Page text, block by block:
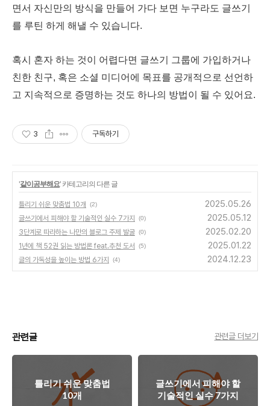
면서 자신만의 방식을 만들어 가다 보면 누구라도 글쓰기
를 루틴 하게 해낼 수 있습니다.
혹시 혼자 하는 것이 어렵다면 글쓰기 그룹에 가입하거나
친한 친구, 혹은 소셜 미디어에 목표를 공개적으로 선언하
고 지속적으로 증명하는 것도 하나의 방법이 될 수 있어요.
3 구독하기
'같이공부해요' 카테고리의 다른 글
틀리기 쉬운 맞춤법 10개 (2) 2025.05.26
글쓰기에서 피해야 할 기술적인 실수 7가지 (0) 2025.05.12
3단계로 따라하는 나만의 블로그 주제 발굴 (0) 2025.02.20
1년에 책 52권 읽는 방법론 feat.추천 도서 (5) 2025.01.22
글의 가독성을 높이는 방법 6가지 (4) 2024.12.23
관련글 관련글 더보기
틀리기 쉬운 맞춤법
10개
글쓰기에서 피해야 할
기술적인 실수 7가지